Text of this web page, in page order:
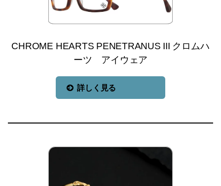
CHROME HEARTS PENETRANUS III クロムハ
ーツ アイウェア
詳しく見る